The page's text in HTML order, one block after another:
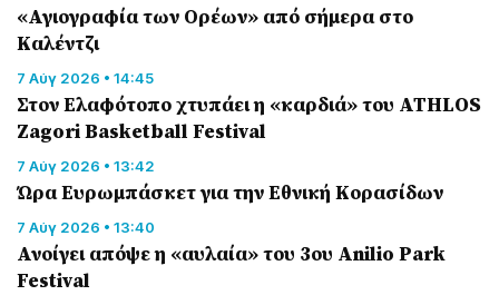
«Αγιογραφία των Ορέων» από σήμερα στο
Καλέντζι
7 Αύγ 2026 • 14:45
Στον Ελαφότοπο χτυπάει η «καρδιά» του ATHLOS
Zagori Basketball Festival
7 Αύγ 2026 • 13:42
Ώρα Ευρωμπάσκετ για την Εθνική Κορασίδων
7 Αύγ 2026 • 13:40
Ανοίγει απόψε η «αυλαία» του 3ου Anilio Park
Festival